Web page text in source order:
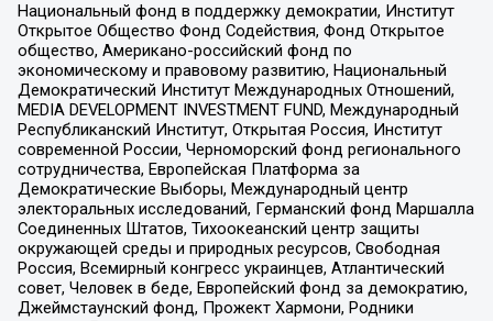
Национальный фонд в поддержку демократии, Институт
Открытое Общество Фонд Содействия, Фонд Открытое
общество, Американо-российский фонд по
экономическому и правовому развитию, Национальный
Демократический Институт Международных Отношений,
MEDIA DEVELOPMENT INVESTMENT FUND, Международный
Республиканский Институт, Открытая Россия, Институт
современной России, Черноморский фонд регионального
сотрудничества, Европейская Платформа за
Демократические Выборы, Международный центр
электоральных исследований, Германский фонд Маршалла
Соединенных Штатов, Тихоокеанский центр защиты
окружающей среды и природных ресурсов, Свободная
Россия, Всемирный конгресс украинцев, Атлантический
совет, Человек в беде, Европейский фонд за демократию,
Джеймстаунский фонд, Прожект Хармони, Родники